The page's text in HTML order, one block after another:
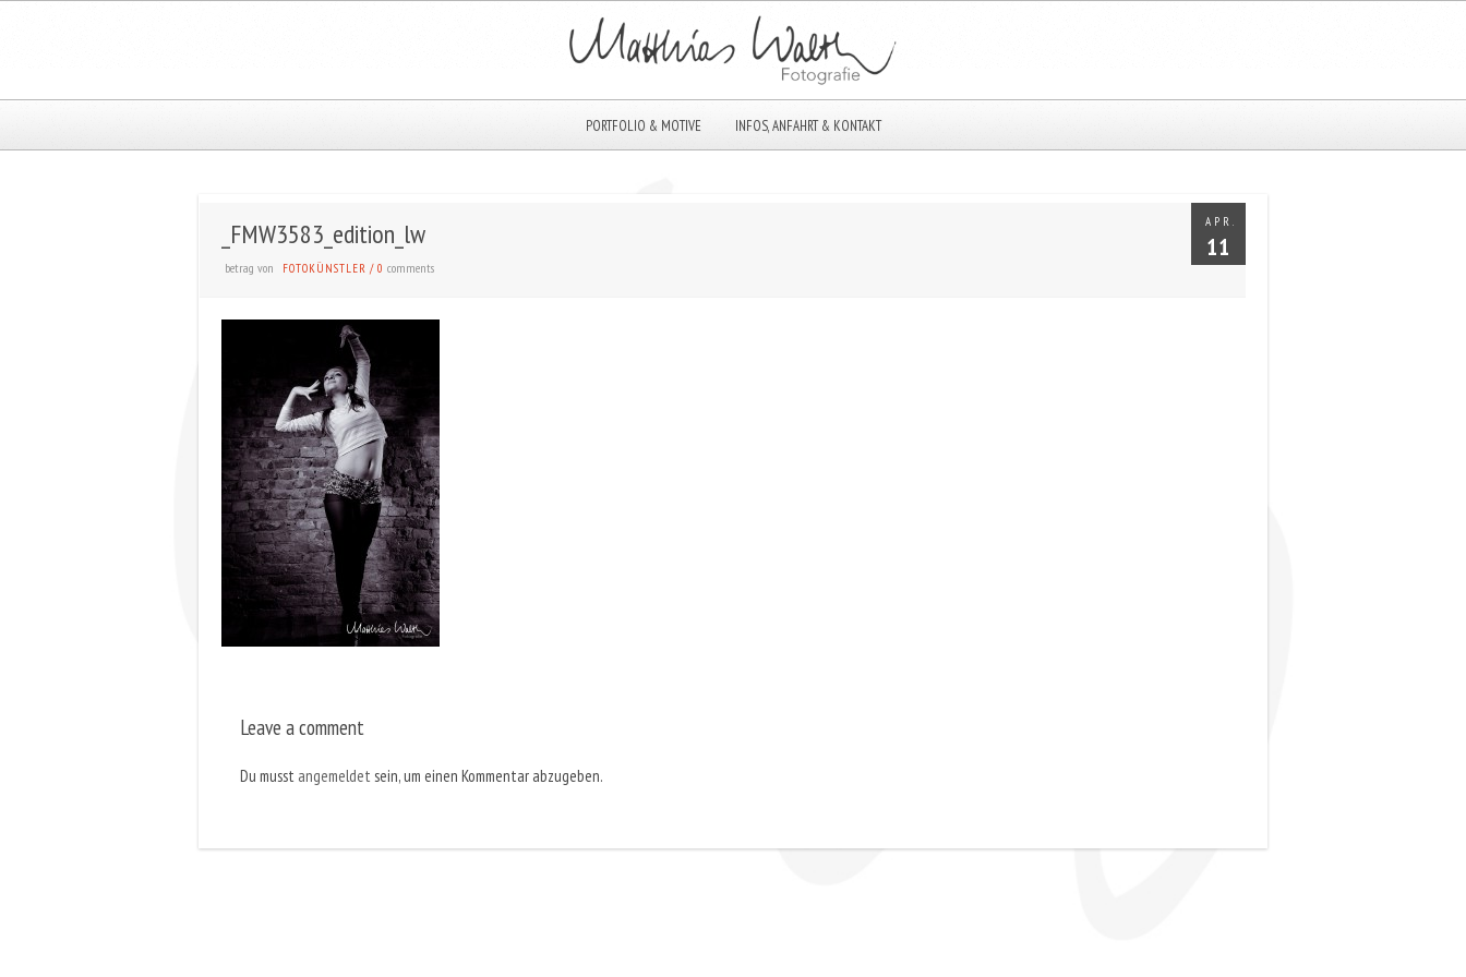
PORTFOLIO & MOTIVE INFOS, ANFAHRT & KONTAKT
APR.
11
_FMW3583_edition_lw
betrag von FOTOKÜNSTLER / 0 comments
Leave a comment
Du musst angemeldet sein, um einen Kommentar abzugeben.